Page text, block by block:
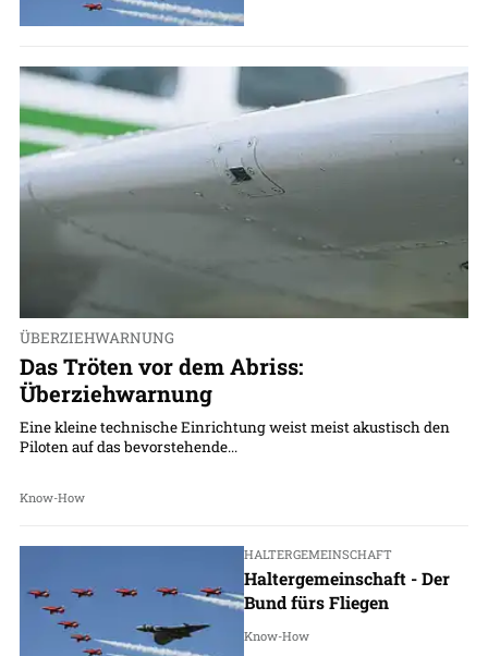
ÜBERZIEHWARNUNG
Das Tröten vor dem Abriss:
Überziehwarnung
Eine kleine technische Einrichtung weist meist akustisch den
Piloten auf das bevorstehende...
Know-How
HALTERGEMEINSCHAFT
Haltergemeinschaft - Der
Bund fürs Fliegen
Know-How